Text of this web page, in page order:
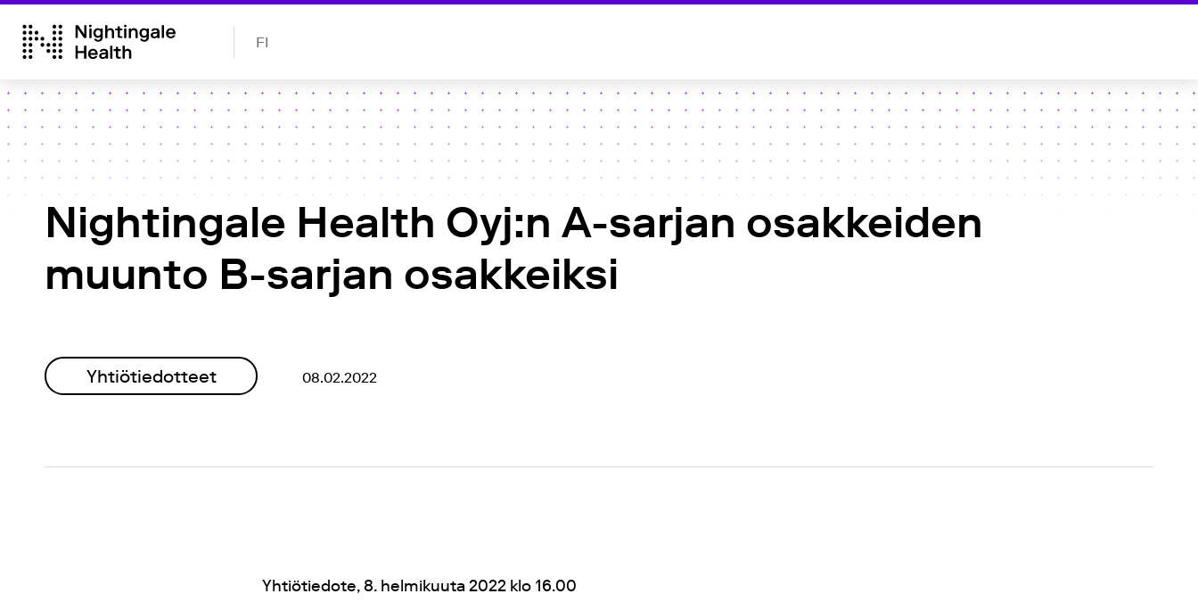
FI
Nightingale Health Oyj:n A-sarjan osakkeiden
muunto B-sarjan osakkeiksi
Yhtiötiedotteet 08.02.2022
Yhtiötiedote, 8. helmikuuta 2022 klo 16.00